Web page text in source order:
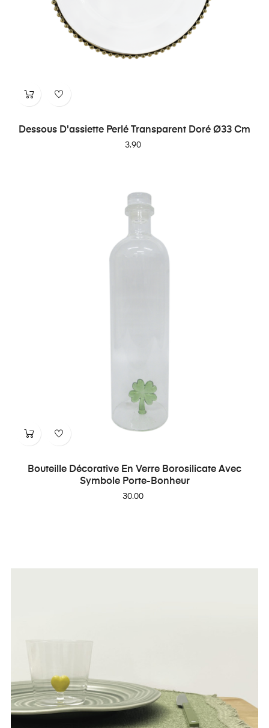
Dessous D'assiette Perlé Transparent Doré Ø33 Cm
Price
3.90
Bouteille Décorative En Verre Borosilicate Avec
Symbole Porte-Bonheur
Price
30.00